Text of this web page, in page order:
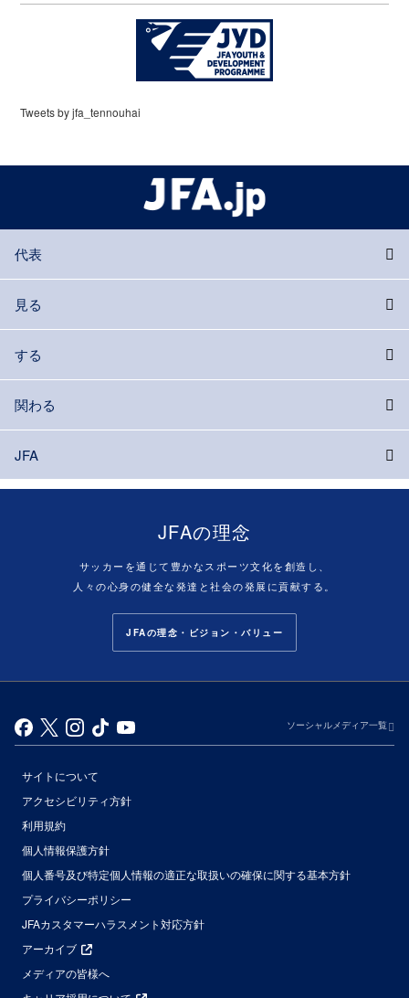
Tweets by jfa_tennouhai
代表
見る
する
関わる
JFA
JFAの理念
サッカーを通じて豊かなスポーツ文化を創造し、
人々の心身の健全な発達と社会の発展に貢献する。
JFAの理念・ビジョン・バリュー
ソーシャルメディア一覧
サイトについて
アクセシビリティ方針
利用規約
個人情報保護方針
個人番号及び特定個人情報の適正な取扱いの確保に関する基本方針
プライバシーポリシー
JFAカスタマーハラスメント対応方針
アーカイブ
メディアの皆様へ